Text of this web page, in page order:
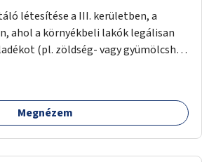
létesítése a III. kerületben, a
ahol a környékbeli lakók legálisan
(pl. zöldség- vagy gyümölcshéj,
is biztosítunk. A komposztáló
meg, ha létrejön egy helyi fenntartó
Megnézem